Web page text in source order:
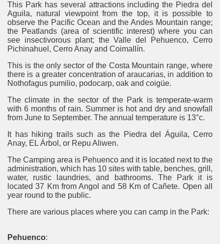
This Park has several attractions including the Piedra del
Aguila, natural viewpoint from the top, it is possible to
observe the Pacific Ocean and the Andes Mountain range;
the Peatlands (area of scientific interest) where you can
see insectivorous plant; the Valle del Pehuenco, Cerro
Pichinahuel, Cerro Anay and Coimallín.
This is the only sector of the Costa Mountain range, where
there is a greater concentration of araucarias, in addition to
Nothofagus pumilio, podocarp, oak and coigüe.
The climate in the sector of the Park is temperate-warm
with 6 months of rain. Summer is hot and dry and snowfall
from June to September. The annual temperature is 13°c.
It has hiking trails such as the Piedra del Águila, Cerro
Anay, EL Árbol, or Repu Aliwen.
The Camping area is Pehuenco and it is located next to the
administration, which has 10 sites with table, benches, grill,
water, rustic laundries, and bathrooms. The Park it is
located 37 Km from Angol and 58 Km of Cañete. Open all
year round to the public.
There are various places where you can camp in the Park:
Pehuenco: